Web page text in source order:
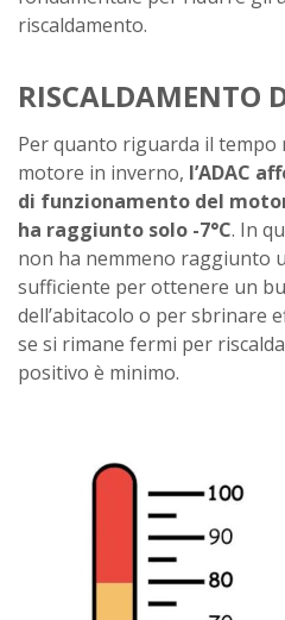
riscaldamento.
RISCALDAMENTO
Per quanto riguarda il tempo
motore in inverno, l’ADAC
di funzionamento del
ha raggiunto solo -7°C. In
non ha nemmeno raggiunto
sufficiente per ottenere un
dell’abitacolo o per sbrinare
se si rimane fermi per
positivo è minimo.